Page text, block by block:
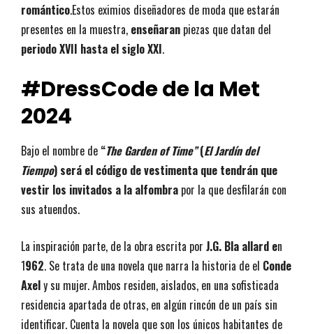
romántico.Estos eximios diseñadores de moda que estarán
presentes en la muestra, enseñaran piezas que datan del
periodo XVII hasta el siglo XXI.
#DressCode de la Met
2024
Bajo el nombre de “The Garden of Time”(El Jardín del
Tiempo) será el código de vestimenta que tendrán que
vestir los invitados a la alfombra por la que desfilarán con
sus atuendos.
La inspiración parte, de la obra escrita por J.G. Bla allard en
1962. Se trata de una novela que narra la historia de el Conde
Axely su mujer. Ambos residen, aislados, en una sofisticada
residencia apartada de otras, en algún rincón de un país sin
identificar. Cuenta la novela que son los únicos habitantes de